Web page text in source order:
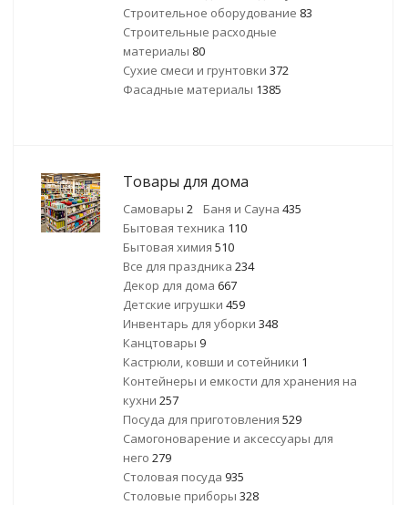
Строительное оборудование 83
Строительные расходные
материалы 80
Сухие смеси и грунтовки 372
Фасадные материалы 1385
Товары для дома
Самовары 2 Баня и Сауна 435
Бытовая техника 110
Бытовая химия 510
Все для праздника 234
Декор для дома 667
Детские игрушки 459
Инвентарь для уборки 348
Канцтовары 9
Кастрюли, ковши и сотейники 1
Контейнеры и емкости для хранения на
кухни 257
Посуда для приготовления 529
Самогоноварение и аксессуары для
него 279
Столовая посуда 935
Столовые приборы 328